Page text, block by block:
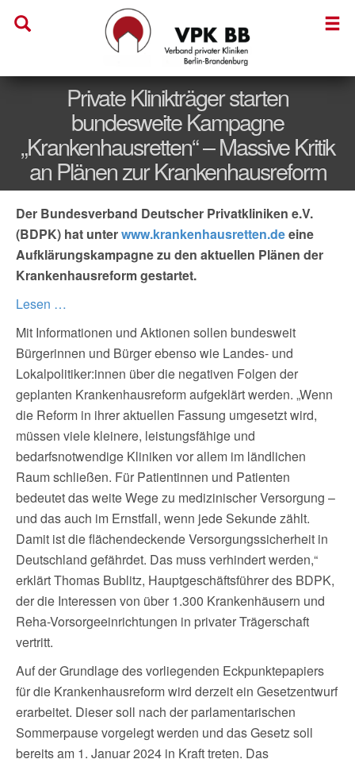
Private Klinikträger starten
bundesweite Kampagne
„Krankenhausretten“ – Massive Kritik
an Plänen zur Krankenhausreform
Der Bundesverband Deutscher Privatkliniken e.V.
(BDPK) hat unterwww.krankenhausretten.deeine
Aufklärungskampagne zu den aktuellen Plänen der
Krankenhausreform gestartet.
Lesen …
Mit Informationen und Aktionen sollen bundesweit
Bürgerinnen und Bürger ebenso wie Landes- und
Lokalpolitiker:innen über die negativen Folgen der
geplanten Krankenhausreform aufgeklärt werden. „Wenn
die Reform in ihrer aktuellen Fassung umgesetzt wird,
müssen viele kleinere, leistungsfähige und
bedarfsnotwendige Kliniken vor allem im ländlichen
Raum schließen. Für Patientinnen und Patienten
bedeutet das weite Wege zu medizinischer Versorgung –
und das auch im Ernstfall, wenn jede Sekunde zählt.
Damit ist die flächendeckende Versorgungssicherheit in
Deutschland gefährdet. Das muss verhindert werden,“
erklärt Thomas Bublitz, Hauptgeschäftsführer des BDPK,
der die Interessen von über 1.300 Krankenhäusern und
Reha-Vorsorgeeinrichtungen in privater Trägerschaft
vertritt.
Auf der Grundlage des vorliegenden Eckpunktepapiers
für die Krankenhausreform wird derzeit ein Gesetzentwurf
erarbeitet. Dieser soll nach der parlamentarischen
Sommerpause vorgelegt werden und das Gesetz soll
bereits am 1. Januar 2024 in Kraft treten. Das